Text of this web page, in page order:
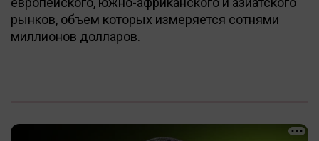
рынков, объем которых измеряется сотнями
миллионов долларов.